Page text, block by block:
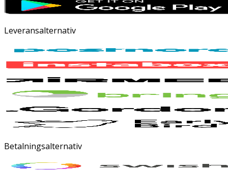
Leveransalternativ
Betalningsalternativ